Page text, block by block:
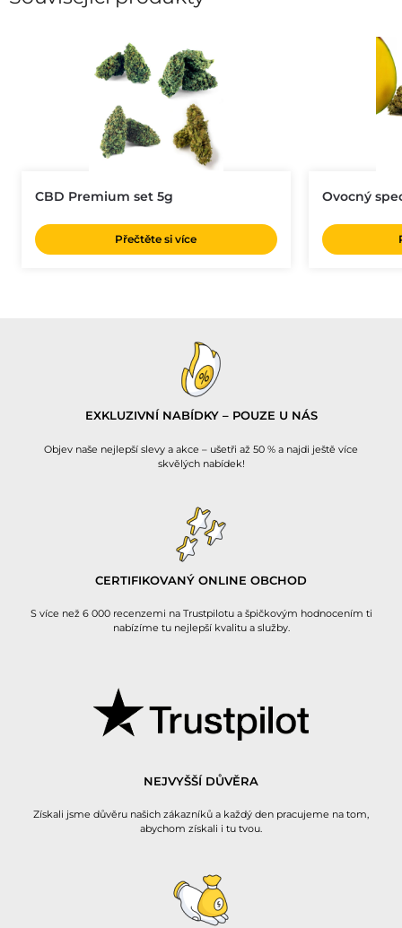
CBD Premium set 5g
Přečtěte si více
Ovocný
EXKLUZIVNÍ NABÍDKY – POUZE U NÁS
Objev naše nejlepší slevy a akce – ušetři až 50 % a najdi ještě více
skvělých nabídek!
CERTIFIKOVANÝ ONLINE OBCHOD
S více než 6 000 recenzemi na Trustpilotu a špičkovým hodnocením ti
nabízíme tu nejlepší kvalitu a služby.
NEJVYŠŠÍ DŮVĚRA
Získali jsme důvěru našich zákazníků a každý den pracujeme na tom,
abychom získali i tu tvou.